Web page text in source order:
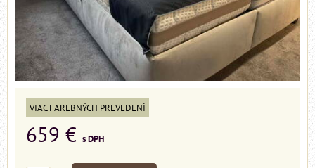
VIAC FAREBNÝCH PREVEDENÍ
659 € s DPH